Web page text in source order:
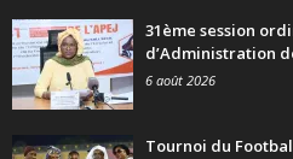
31ème session
d’Administration
6 août 2026
Tournoi du